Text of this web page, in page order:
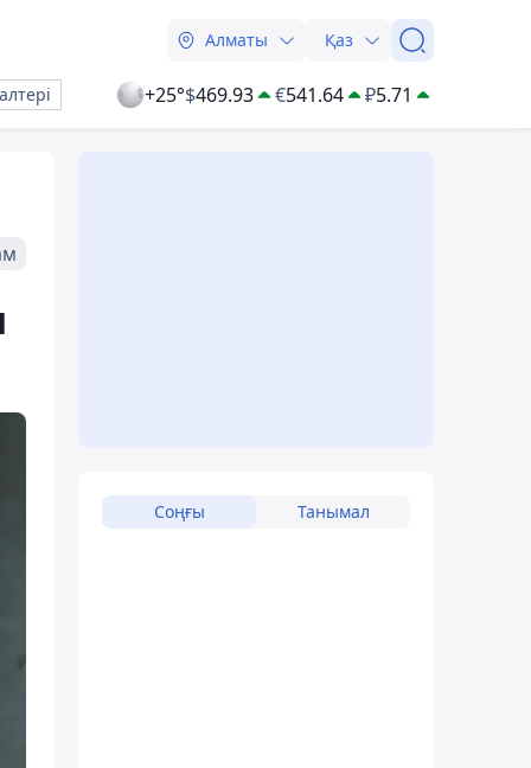
Алматы Қаз
+25°$469.93 €541.64 ₽5.71
Соңғы Танымал